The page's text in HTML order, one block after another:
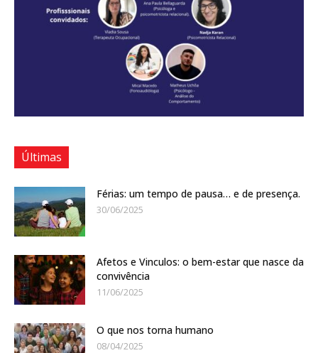
Últimas
Férias: um tempo de pausa… e de presença.
30/06/2025
Afetos e Vinculos: o bem-estar que nasce da
convivência
11/06/2025
O que nos torna humano
08/04/2025